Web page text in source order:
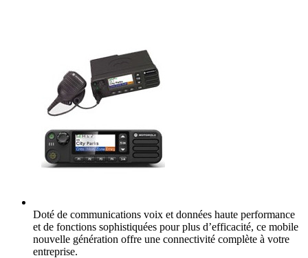
Doté de communications voix et données haute performance
et de fonctions sophistiquées pour plus d’efficacité, ce mobile
nouvelle génération offre une connectivité complète à votre
entreprise.